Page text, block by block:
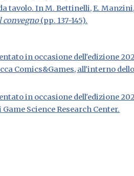
tavolo. In M. Bettinelli, E.
convegno(pp. 137-145).
in occasione dell'edizione
Comics&Games, all'interno
in occasione dell'edizione
Science Research Center.